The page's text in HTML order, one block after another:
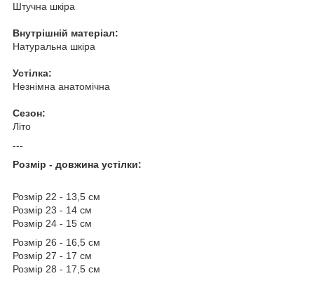
Штучна шкіра
Внутрішній матеріал:
Натуральна шкіра
Устілка:
Незнімна анатомічна
Сезон:
Літо
---
Розмір - довжина устілки:
Розмір 22 - 13,5 см
Розмір 23 - 14 см
Розмір 24 - 15 см
Розмір 26 - 16,5 см
Розмір 27 - 17 см
Розмір 28 - 17,5 см